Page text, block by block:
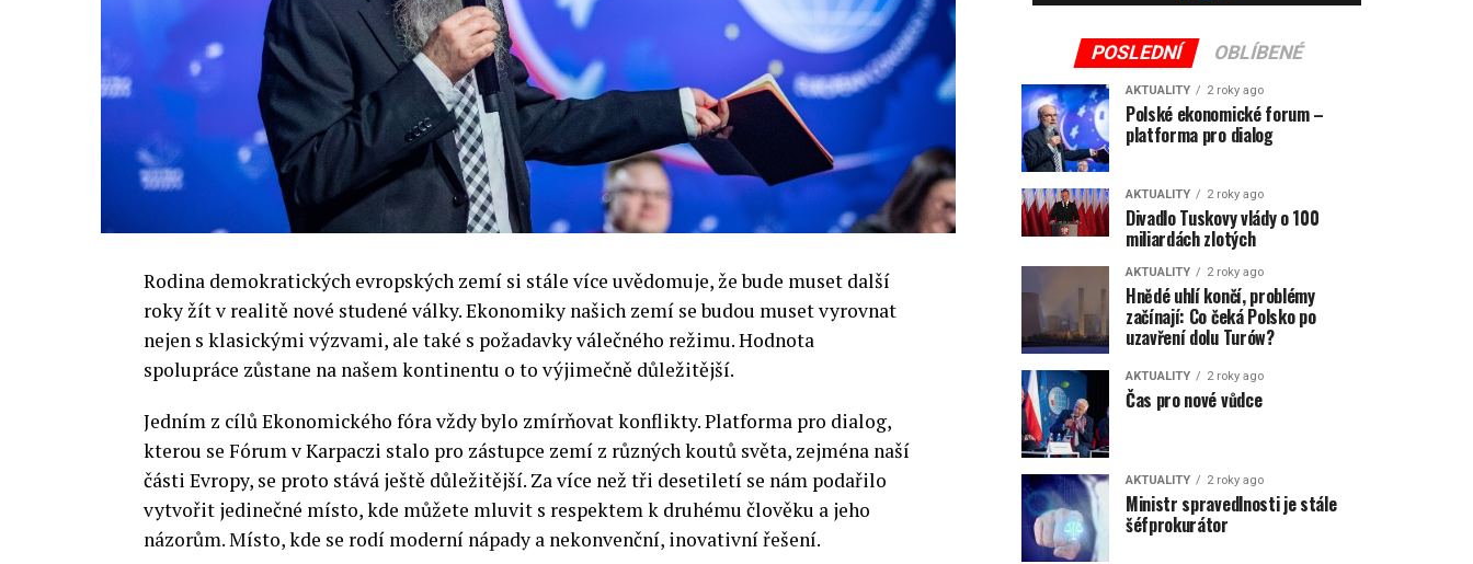
Rodina demokratických evropských zemí si stále více uvědomuje, že bude muset další
roky žít v realitě nové studené války. Ekonomiky našich zemí se budou muset vyrovnat
nejen s klasickými výzvami, ale také s požadavky válečného režimu. Hodnota
spolupráce zůstane na našem kontinentu o to výjimečně důležitější.
Jedním z cílů Ekonomického fóra vždy bylo zmírňovat konflikty. Platforma pro dialog,
kterou se Fórum v Karpaczi stalo pro zástupce zemí z různých koutů světa, zejména naší
části Evropy, se proto stává ještě důležitější. Za více než tři desetiletí se nám podařilo
vytvořit jedinečné místo, kde můžete mluvit s respektem k druhému člověku a jeho
názorům. Místo, kde se rodí moderní nápady a nekonvenční, inovativní řešení.
POSLEDNÍ OBLÍBENÉ
AKTUALITY 2 roky ago
Polské ekonomické forum –
platforma pro dialog
AKTUALITY 2 roky ago
Divadlo Tuskovy vlády o 100
miliardách zlotých
AKTUALITY 2 roky ago
Hnědé uhlí končí, problémy
začínají: Co čeká Polsko po
uzavření dolu Turów?
AKTUALITY 2 roky ago
Čas pro nové vůdce
AKTUALITY 2 roky ago
Ministr spravedlnosti je stále
šéfprokurátor